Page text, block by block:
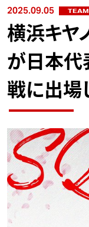
2025.09.05 TEAM
横浜キヤ
が日本代
戦に出場